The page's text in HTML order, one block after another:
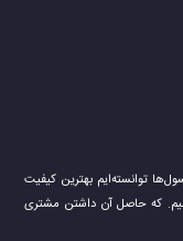
توانسته‌ایم بهترین کیفیت
دهیم. که حاصل آن داشتن مشتری